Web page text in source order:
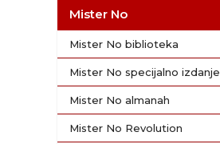
Mister No
Mister No biblioteka
Mister No specijalno izdanje
Mister No almanah
Mister No Revolution